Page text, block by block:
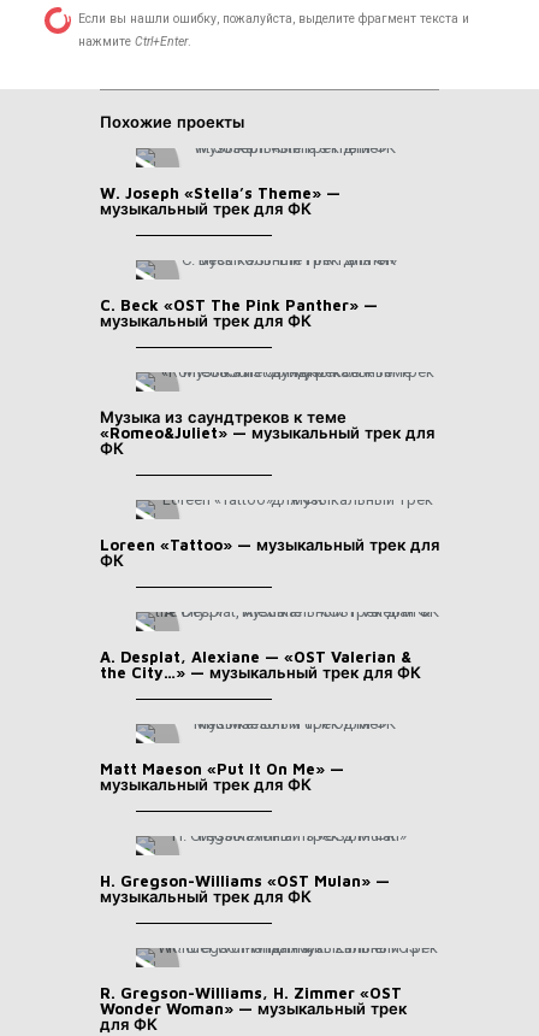
Если вы нашли ошибку, пожалуйста, выделите фрагмент текста и
нажмите Ctrl+Enter.
Похожие проекты
W. Joseph «Stella’s Theme» —
музыкальный трек для ФК
C. Beck «OST The Pink Panther» —
музыкальный трек для ФК
Музыка из саундтреков к теме
«Romeo&Juliet» — музыкальный трек для
ФК
Loreen «Tattoo» — музыкальный трек для
ФК
A. Desplat, Alexiane — «OST Valerian &
the City…» — музыкальный трек для ФК
Matt Maeson «Put It On Me» —
музыкальный трек для ФК
H. Gregson-Williams «OST Mulan» —
музыкальный трек для ФК
R. Gregson-Williams, H. Zimmer «OST
Wonder Woman» — музыкальный трек
для ФК